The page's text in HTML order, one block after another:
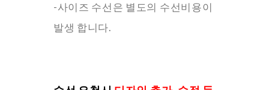
-사이즈 수선은 별도의 수선비용이
발생 합니다.